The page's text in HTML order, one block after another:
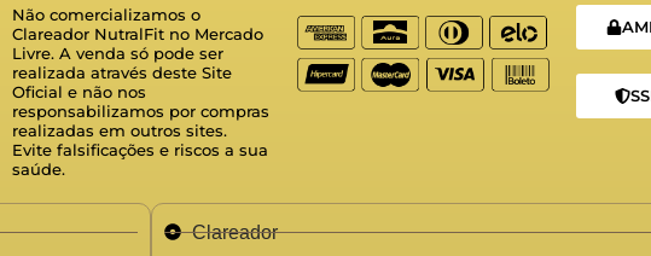
Não comercializamos o
Clareador NutralFit no Mercado
Livre. A venda só pode ser
realizada através deste Site
Oficial e não nos
responsabilizamos por compras
realizadas em outros sites.
Evite falsificações e riscos a sua
saúde.
Clareador